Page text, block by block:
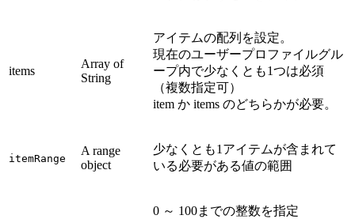
items
Array of
String
アイテムの配列を設定。
現在のユーザープロファイルグル
ープ内で少なくとも1つは必須
（複数指定可）
item か items のどちらかが必要。
itemRange
A range
object
少なくとも1アイテムが含まれて
いる必要がある値の範囲
0 ～ 100までの整数を指定